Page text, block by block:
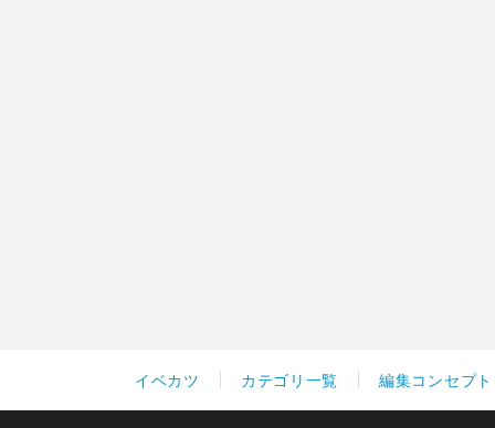
イベカツ カテゴリ一覧 編集コンセプト